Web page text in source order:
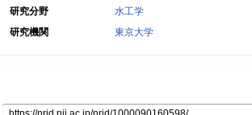
研究分野
水工学
研究機関
東京大学